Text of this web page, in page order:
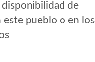
disponibilidad de
este pueblo o en los